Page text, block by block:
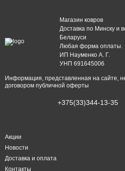
Магазин ковров
Доставка по Минску и
Беларуси
Любая форма оплаты.
ИП Науменко А. Г.
УНП 691645006
Информация, представленная на сайте,
договором публичной оферты
+375(33)344-13-35
Акции
Новости
Доставка и оплата
Контакты